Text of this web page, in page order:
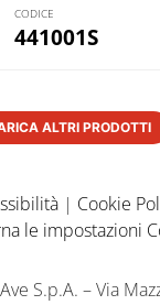
441001S
ALTRI PRODOTTI
| Cookie
le impostazioni
S.p.A. – Via